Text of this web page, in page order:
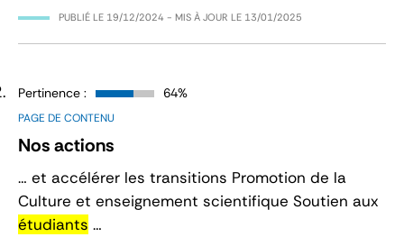
PUBLIÉ LE 19/12/2024 - MIS À JOUR LE 13/01/2025
PAGE DE CONTENU
Nos actions
Pertinence : 64%
… et accélérer les transitions Promotion de la
Culture et enseignement scientifique Soutien aux
étudiants …